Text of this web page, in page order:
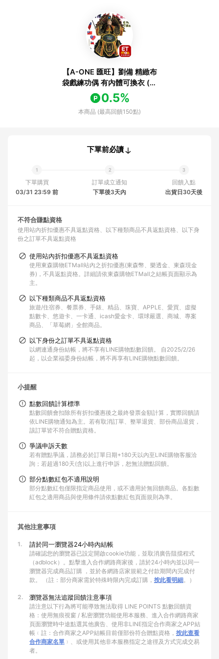
【A-ONE 匯旺】劉備 精緻布
袋戲練功偶 有內體可換衣 (送
國旗電繡補丁 戲偶架) 古早味
練習 布偶 木偶 人偶 戲偶 手偶
玩偶 童玩
0.5%
本商品 (最高回饋150點)
下單前必讀
下單購買
03/31 23:59 前
訂單成立通知
下單後3天內
回饋入點
出貨日30天後
不符合賺點資格
使用站內折扣優惠不具返點資格 以下種類商品不具返點資格
以下身
份之訂單不具返點資格
使用站內折扣優惠不具返點資格
使用東森購物ETMall站內之折扣優惠(東森幣、樂透金、東森現金
券)，不具返點資格。詳細請依東森購物ETMall之結帳頁面顯示為
主。
以下種類商品不具返點資格
旅遊/住宿券、餐票券、手錶、精品、珠寶、APPLE、愛買、虛擬
點數卡、悠遊卡、一卡通、icash愛金卡、環球嚴選、商城、專案
商品、「草莓網」全館商品。
以下身份之訂單不具返點資格
以網連通身份結帳，將不享有LINE購物點數回饋。 自2025/2/26
起，以企業福委身份結帳，將不再享有LINE購物點數回饋。
小提醒
點數回饋計算標準
點數回饋會扣除所有折扣優惠後之最終發票金額計算，實際回饋請
依LINE購物通知為主。若有取消訂單、整單退貨、部份商品退貨，
該訂單皆不符合贈點資格。
爭議申訴天數
若有贈點爭議，請務必於訂單日期+180天以內至LINE購物客服洽
詢；若超過180天(含)以上進行申訴，恕無法贈點回饋。
部分點數紅包不適用說明
部分點數紅包僅限指定商品使用，或不適用於無回饋商品。各點數
紅包之適用商品與使用條件請依點數紅包頁面規則為準。
其他注意事項
1. 請於同一瀏覽器24小時內結帳
請確認您的瀏覽器已設定開啟cookie功能，並取消廣告阻擋程式
（adblock）。點擊進入合作網路商家後，請於24小時內並以同一
瀏覽器完成商品訂購 ，並於各網路店家規範之付款期間內完成付
款。 （註：部分商家需於特殊時限內完成訂購， 按此看明細。）
2. 瀏覽器無法追蹤回饋注意事項
請注意以下行為將可能導致無法取得 LINE POINTS 點數回饋資
格：使用無痕視窗 / 私密瀏覽功能使用本服務、進入合作網路商家
頁面瀏覽時中途點選其他廣告、使用非LINE指定合作商家之APP結
帳﹙註：合作商家之APP結帳目前僅部份符合贈點資格， 按此查看
合作商家名單 ﹚、或使用其他非本服務指定之途徑及方式完成交易
者。